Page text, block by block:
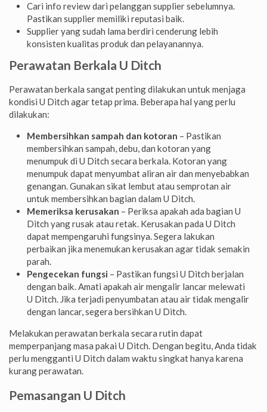
Cari info review dari pelanggan supplier sebelumnya.
Pastikan supplier memiliki reputasi baik.
Supplier yang sudah lama berdiri cenderung lebih
konsisten kualitas produk dan pelayanannya.
Perawatan Berkala U Ditch
Perawatan berkala sangat penting dilakukan untuk menjaga
kondisi U Ditch agar tetap prima. Beberapa hal yang perlu
dilakukan:
Membersihkan sampah dan kotoran – Pastikan
membersihkan sampah, debu, dan kotoran yang
menumpuk di U Ditch secara berkala. Kotoran yang
menumpuk dapat menyumbat aliran air dan menyebabkan
genangan. Gunakan sikat lembut atau semprotan air
untuk membersihkan bagian dalam U Ditch.
Memeriksa kerusakan – Periksa apakah ada bagian U
Ditch yang rusak atau retak. Kerusakan pada U Ditch
dapat mempengaruhi fungsinya. Segera lakukan
perbaikan jika menemukan kerusakan agar tidak semakin
parah.
Pengecekan fungsi – Pastikan fungsi U Ditch berjalan
dengan baik. Amati apakah air mengalir lancar melewati
U Ditch. Jika terjadi penyumbatan atau air tidak mengalir
dengan lancar, segera bersihkan U Ditch.
Melakukan perawatan berkala secara rutin dapat
memperpanjang masa pakai U Ditch. Dengan begitu, Anda tidak
perlu mengganti U Ditch dalam waktu singkat hanya karena
kurang perawatan.
Pemasangan U Ditch